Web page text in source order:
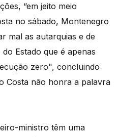
“em jeito meio
no sábado, Montenegro
mal as autarquias e de
Estado que é apenas
zero", concluindo
Costa não honra a palavra
ministro têm uma